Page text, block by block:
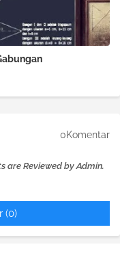
0Komentar
are Reviewed by Admin.
(0)